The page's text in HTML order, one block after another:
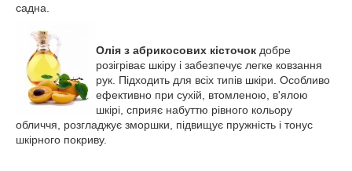
садна.
Олія з абрикосових кісточокдобре
розігріває шкіру і забезпечує легке ковзання
рук. Підходить для всіх типів шкіри. Особливо
ефективно при сухій, втомленою, в'ялою
шкірі, сприяє набуттю рівного кольору
обличчя, розгладжує зморшки, підвищує пружність і тонус
шкірного покриву.